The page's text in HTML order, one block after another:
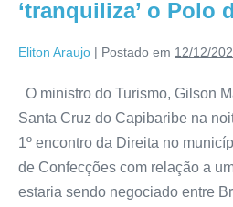
‘tranquiliza’ o Polo
Eliton Araujo | Postado em 12/12/
O ministro do Turismo, Gilson
Santa Cruz do Capibaribe na
1º encontro da Direita no
de Confecções com relação a
estaria sendo negociado entre